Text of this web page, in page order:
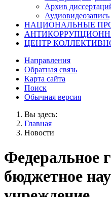
Архив
Аудиовидеозапись
НАЦИОНАЛЬНЫЕ
ЦЕНТР
Направления
Обратная связь
Карта сайта
Поиск
Обычная версия
Вы здесь:
Главная
Новости
Федеральное
бюджетное